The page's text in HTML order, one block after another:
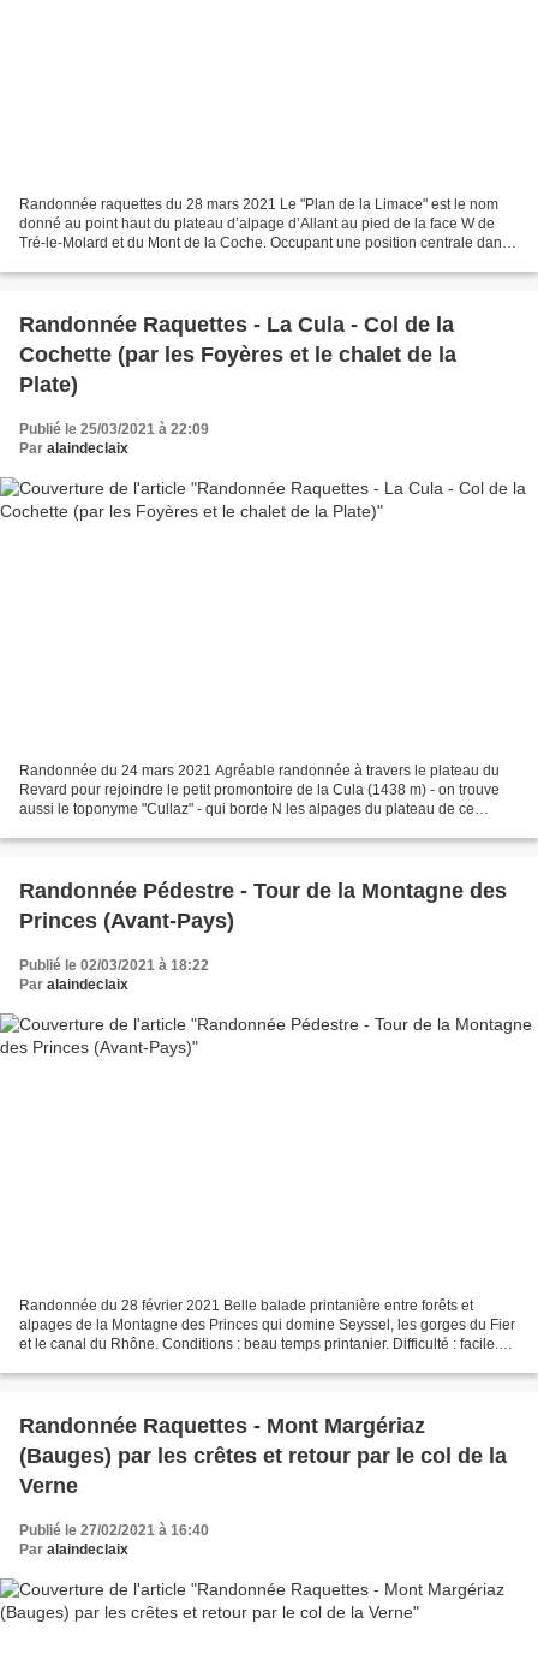
Randonnée raquettes du 28 mars 2021 Le "Plan de la Limace" est le nom
donné au point haut du plateau d’alpage d’Allant au pied de la face W de
Tré-le-Molard et du Mont de la Coche. Occupant une position centrale dans
Randonnée Raquettes - La Cula - Col de la
Cochette (par les Foyères et le chalet de la
Plate)
Publié le 25/03/2021 à 22:09
Par alaindeclaix
Randonnée du 24 mars 2021 Agréable randonnée à travers le plateau du
Revard pour rejoindre le petit promontoire de la Cula (1438 m) - on trouve
aussi le toponyme "Cullaz" - qui borde N les alpages du plateau de ce
Randonnée Pédestre - Tour de la Montagne des
Princes (Avant-Pays)
Publié le 02/03/2021 à 18:22
Par alaindeclaix
Randonnée du 28 février 2021 Belle balade printanière entre forêts et
alpages de la Montagne des Princes qui domine Seyssel, les gorges du Fier
et le canal du Rhône. Conditions : beau temps printanier. Difficulté : facile.
Randonnée Raquettes - Mont Margériaz
(Bauges) par les crêtes et retour par le col de la
Verne
Publié le 27/02/2021 à 16:40
Par alaindeclaix